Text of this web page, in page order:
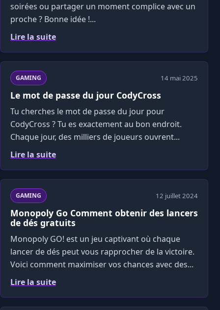
soirées ou partager un moment complice avec un
proche ? Bonne idée !...
Lire la suite
GAMING 14 mai 2025
Le mot de passe du jour CodyCross
Tu cherches le mot de passe du jour pour
CodyCross ? Tu es exactement au bon endroit.
Chaque jour, des milliers de joueurs ouvrent...
Lire la suite
GAMING 12 juillet 2024
Monopoly Go Comment obtenir des lancers
de dés gratuits
Monopoly GO! est un jeu captivant où chaque
lancer de dés peut vous rapprocher de la victoire.
Voici comment maximiser vos chances avec des...
Lire la suite